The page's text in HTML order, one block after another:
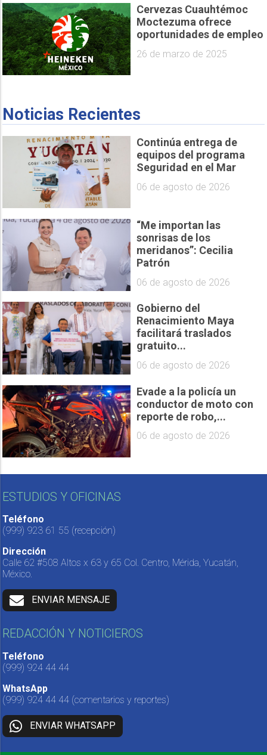
Cervezas Cuauhtémoc
Moctezuma ofrece
oportunidades de empleo
26 de marzo de 2025
Noticias Recientes
Continúa entrega de
equipos del programa
Seguridad en el Mar
06 de agosto de 2026
“Me importan las
sonrisas de los
meridanos”: Cecilia
Patrón
06 de agosto de 2026
Gobierno del
Renacimiento Maya
facilitará traslados
gratuito...
06 de agosto de 2026
Evade a la policía un
conductor de moto con
reporte de robo,...
06 de agosto de 2026
ESTUDIOS Y OFICINAS
Teléfono
(999) 923 61 55 (recepción)
Dirección
Calle 62 #508 Altos x 63 y 65 Col. Centro, Mérida, Yucatán,
México.
ENVIAR MENSAJE
REDACCIÓN Y NOTICIEROS
Teléfono
(999) 924 44 44
WhatsApp
(999) 924 44 44 (comentarios y reportes)
ENVIAR WHATSAPP